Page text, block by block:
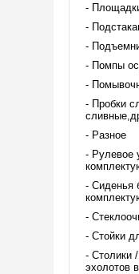
Помпы
Пробки
Разное
Рулевое
Сиденья
Стойки
Столики
эхолотов